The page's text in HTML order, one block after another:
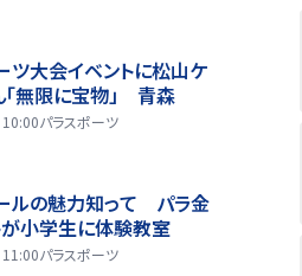
ツ大会イベントに松山ケ
「無限に宝物」 青森
パラスポーツ
ルの魅力知って パラ金
が小学生に体験教室
パラスポーツ